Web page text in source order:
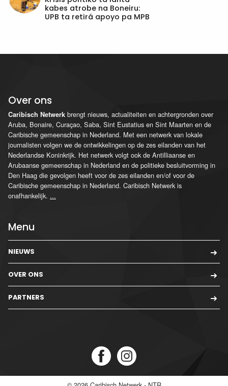
kabes atrobe na Boneiru:
UPB ta retirá apoyo pa MPB
Over ons
Caribisch Netwerk brengt nieuws, actualiteiten en achtergronden over
Aruba, Bonaire, Curaçao, Saba, Sint Eustatius en Sint Maarten en de
Caribische gemeenschap in Nederland. Met een netwerk van lokale
journalisten volgen we de ontwikkelingen op de zes eilanden van het
Nederlandse Koninkrijk. Het netwerk volgt ook de Antilliaanse en
Arubaanse gemeenschap in Nederland en de politieke besluitvorming in
Den Haag die gevolgen heeft voor de zes eilanden en/of voor de
Caribische gemeenschap in Nederland. Caribisch Netwerk is
onafhankelijk. ...
Menu
NIEUWS
OVER ONS
PARTNERS